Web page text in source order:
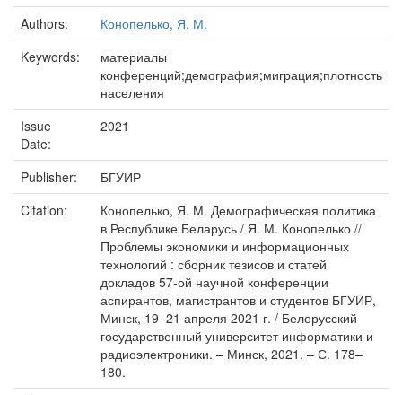
Authors:
Конопелько, Я. М.
Keywords:
материалы
конференций;демография;миграция;плотность
населения
Issue
Date:
2021
Publisher:
БГУИР
Citation:
Конопелько, Я. М. Демографическая политика
в Республике Беларусь / Я. М. Конопелько //
Проблемы экономики и информационных
технологий : сборник тезисов и статей
докладов 57-ой научной конференции
аспирантов, магистрантов и студентов БГУИР,
Минск, 19–21 апреля 2021 г. / Белорусский
государственный университет информатики и
радиоэлектроники. – Минск, 2021. – С. 178–
180.